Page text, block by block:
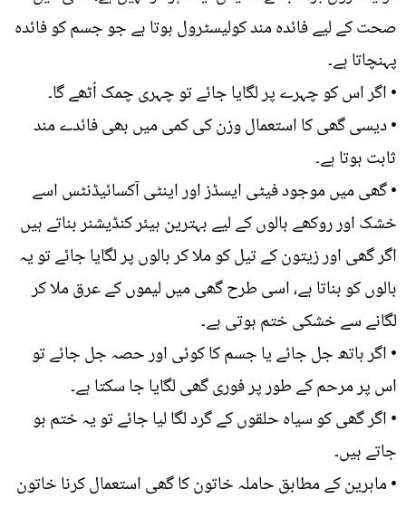
صحت کے لیے فائدہ مند کولیسٹرول ہوتا ہے جو جسم کو فائدہ
پہنچاتا ہے۔
• اگر اس کو چہرے پر لگایا جائے تو چہری چمک اُٹھے گا۔
• دیسی گھی کا استعمال وزن کی کمی میں بھی فائدے مند
ثابت ہوتا ہے۔
• گھی میں موجود فیٹی ایسڈز اور اینٹی آکسائیڈنٹس اسے
خشک اور روکھے بالوں کے لیے بہترین ہیئر کنڈیشنر بناتے ہیں
اگر گھی اور زیتون کے تیل کو ملا کر بالوں پر لگایا جائے تو یہ
بالوں کو بناتا ہے، اسی طرح گھی میں لیموں کے عرق ملا کر
لگانے سے خشکی ختم ہوتی ہے۔
• اگر ہاتھ جل جائے یا جسم کا کوئی اور حصہ جل جائے تو
اس پر مرحم کے طور پر فوری گھی لگایا جا سکتا ہے۔
• اگر گھی کو سیاہ حلقوں کے گرد لگا لیا جائے تو یہ ختم ہو
جاتے ہیں۔
• ماہرین کے مطابق حاملہ خاتون کا گھی استعمال کرنا خاتون